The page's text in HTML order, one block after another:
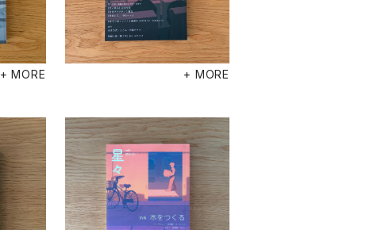
+ MORE + MORE